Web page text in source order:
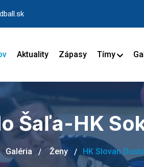
Aktuality Zápasy Tímy
Šaľa-HK
Galéria Ženy HK Slovan